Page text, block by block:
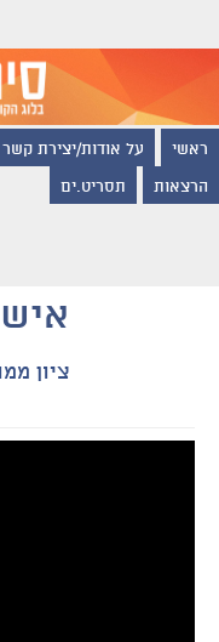
ראשי על אודות/יצירת קשר
הרצאות תסריט.ים
ציון